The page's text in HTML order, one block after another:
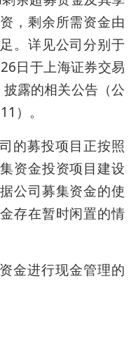
，剩余所需资金由
。详见公司分别于
日于上海证券交易
露的相关公告（公
）。
的募投项目正按照
资金投资项目建设
公司募集资金的使
存在暂时闲置的情
金进行现金管理的